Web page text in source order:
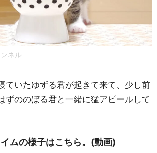
ネル
ていたゆずる君が起きて来て、少し前
ずののぼる君と一緒に猛アピールして
ムの様子はこちら。(動画)